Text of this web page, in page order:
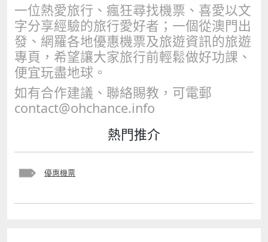
一位熱愛旅行、瘋狂尋找機票、喜愛以文
字分享經驗的旅行愛好者；一個從澳門出
發、網羅各地優惠機票及旅遊資訊的旅遊
專頁，希望讓大家旅行前輕鬆做好功課、
便宜玩盡地球。
如有合作建議、聯絡賜教，可電郵
contact@ohchance.info
熱門推介
優惠機票